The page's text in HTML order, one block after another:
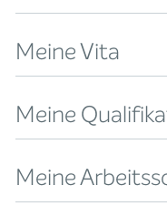
Meine Vita
Meine
Meine